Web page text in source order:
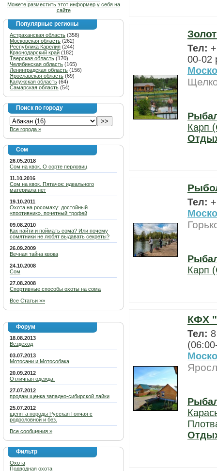
Можете разместить этот информер у себя на
сайте
Популярные регионы
Астраханская область (358)
Московская область (262)
Республика Карелия (244)
Краснодарский край (182)
Тверская область (170)
Челябинская область (165)
Ленинградская область (156)
Ярославская область (69)
Калужская область (64)
Самарская область (54)
Поиск по городу
Все города »
Сом
26.05.2018
Сом на квок. О сорте перловиц
11.10.2016
Сом на квок. Пятачок: идеального
материала нет
19.10.2011
Охота на росомаху: достойный
«противник», почетный трофей
09.08.2010
Как найти и поймать сома? Или почему
сомятники не любят выдавать секреты?
26.09.2009
Вечная тайна квока
24.10.2008
Сом
27.08.2008
Спортивные способы охоты на сома
Все Статьи »»
Форум
18.08.2013
Вездеход
03.07.2013
Мотосани и Мотособака
20.09.2012
Отличная одежда.
27.07.2012
продам щенка западно-сибирской лайки
25.07.2012
щенята породы Русская Гончая с
родословной и без.
Все сообщения »
Фильтр
Охота
Подводная охота
Тел:
00-02
Карп
Тел:
Карп
КФХ
Тел: